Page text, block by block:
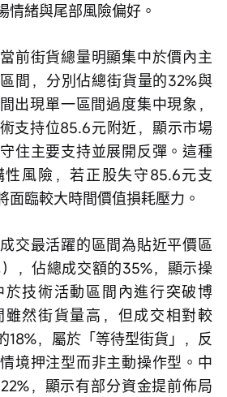
情緒與尾部風險偏好。
當前街貨總量明顯集中於價內主
間，分別佔總街貨量的32%與
出現單一區間過度集中現象，
支持位85.6元附近，顯示市場
住主要支持並展開反彈。這種
風險，若正股失守85.6元支
面臨較大時間價值損耗壓力。
成交最活躍的區間為貼近平價區
，佔總成交額的35%，顯示操
技術活動區間內進行突破博
然街貨量高，但成交相對較
18%，屬於「等待型街貨」，反
境押注型而非主動操作型。中
，顯示有部分資金提前佈局